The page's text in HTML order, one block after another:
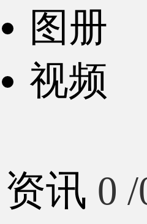
图册
视频
资讯 0 /